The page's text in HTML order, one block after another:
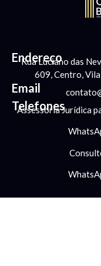
Endereço
Rua Luciano das
609, Centro,
Email
Telefones
Assessoria Jurídica